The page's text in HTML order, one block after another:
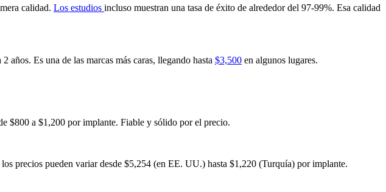
calidad. Los estudios incluso muestran una tasa de éxito de alrededor del 97-99%. Esa calidad
años. Es una de las marcas más caras, llegando hasta $3,500 en algunos lugares.
$800 a $1,200 por implante. Fiable y sólido por el precio.
precios pueden variar desde $5,254 (en EE. UU.) hasta $1,220 (Turquía) por implante.